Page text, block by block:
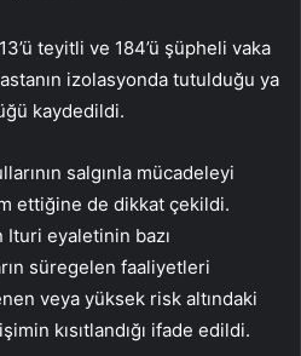
teyitli ve 184’ü şüpheli vaka
izolasyonda tutulduğu ya
kaydedildi.
salgınla mücadeleyi
ettiğine de dikkat çekildi.
Ituri eyaletinin bazı
süregelen faaliyetleri
veya yüksek risk altındaki
kısıtlandığı ifade edildi.